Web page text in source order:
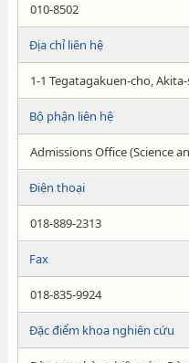
010-8502
Địa chỉ liên hệ
1-1 Tegatagakuen-cho,
Bộ phận liên hệ
Admissions Office (Science
Điện thoại
018-889-2313
Fax
018-835-9924
Đặc điểm khoa nghiên cứu